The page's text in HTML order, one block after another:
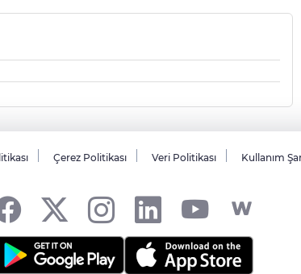
Çerez Politikası Veri Politikası Kullanım